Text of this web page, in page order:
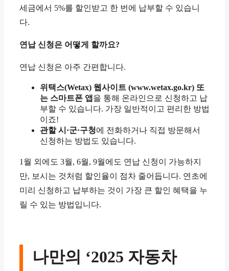
세금에서 5%를 할인받고 한 번에 납부할 수 있습니
다.
연납 신청은 어떻게 할까요?
연납 신청은 아주 간편합니다.
위택스(Wetax) 웹사이트 (www.wetax.go.kr) 또
는 스마트폰 앱 을 통해 온라인으로 신청하고 납
부할 수 있습니다. 가장 일반적이고 편리한 방법
이죠!
관할 시·군·구청에 전화하거나 직접 방문해서
신청하는 방법도 있습니다.
1월 외에도 3월, 6월, 9월에도 연납 신청이 가능하지
만, 보시는 것처럼 할인율이 점차 줄어듭니다. 연초에
미리 신청하고 납부하는 것이 가장 큰 할인 혜택을 누
릴 수 있는 방법입니다.
나만의 ‘2025 자동차